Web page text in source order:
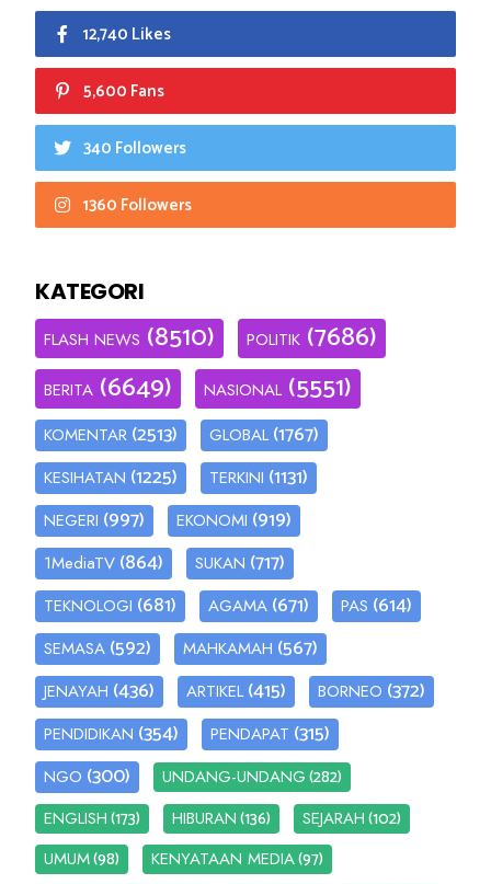
12,740 Likes
5,600 Fans
340 Followers
1360 Followers
KATEGORI
FLASH NEWS (8510) POLITIK (7686)
BERITA (6649) NASIONAL (5551)
KOMENTAR (2513) GLOBAL (1767)
KESIHATAN (1225) TERKINI (1131)
NEGERI (997) EKONOMI (919)
1MediaTV (864) SUKAN (717)
TEKNOLOGI (681) AGAMA (671) PAS (614)
SEMASA (592) MAHKAMAH (567)
JENAYAH (436) ARTIKEL (415) BORNEO (372)
PENDIDIKAN (354) PENDAPAT (315)
NGO (300) UNDANG-UNDANG(282)
ENGLISH(173) HIBURAN(136) SEJARAH(102)
UMUM(98) KENYATAAN MEDIA(97)